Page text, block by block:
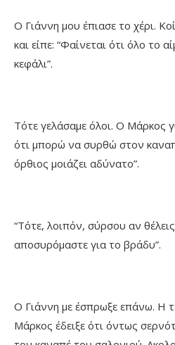
Ο Γιάννη μου έπιασε το χέρι.
και είπε: “Φαίνεται ότι όλο το
κεφάλι”.
Τότε γελάσαμε όλοι. Ο Μάρκος
ότι μπορώ να συρθώ στον
όρθιος μοιάζει αδύνατο”.
“Τότε, λοιπόν, σύρσου αν
αποσυρόμαστε για το βράδυ”.
Ο Γιάννη με έσπρωξε επάνω. Η
Μάρκος έδειξε ότι όντως